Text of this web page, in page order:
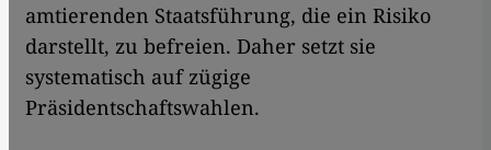
amtierenden Staatsführung, die ein Risiko
darstellt, zu befreien. Daher setzt sie
systematisch auf zügige
Präsidentschaftswahlen.